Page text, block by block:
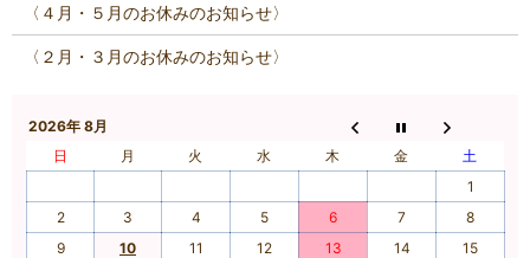
〈４月・５月のお休みのお知らせ〉
〈２月・３月のお休みのお知らせ〉
2026年 8月
日
月 火 水 木 金
土
1
2
3 4 5 6 7
8
9
10 11 12 13 14
15